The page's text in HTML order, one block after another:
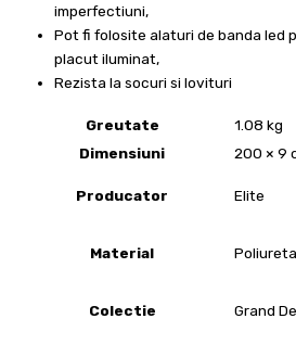
imperfectiuni,
Pot fi folosite alaturi de banda led
placut iluminat,
Rezista la socuri si lovituri
Greutate
1.08 kg
Dimensiuni
200 × 9
Producator Elite
Material
Colectie Grand